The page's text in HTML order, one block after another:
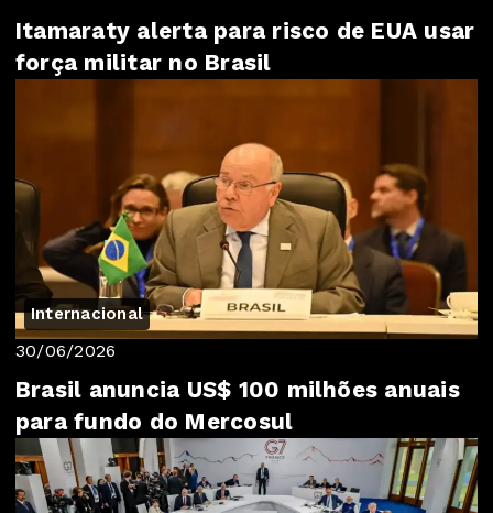
Itamaraty alerta para risco de EUA usar
força militar no Brasil
Internacional
30/06/2026
Brasil anuncia US$ 100 milhões anuais
para fundo do Mercosul